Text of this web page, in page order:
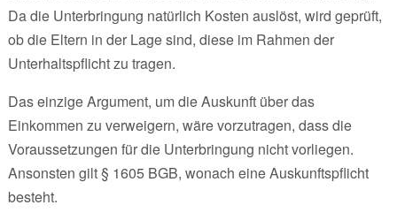
Da die Unterbringung natürlich Kosten auslöst, wird geprüft,
ob die Eltern in der Lage sind, diese im Rahmen der
Unterhaltspflicht zu tragen.
Das einzige Argument, um die Auskunft über das
Einkommen zu verweigern, wäre vorzutragen, dass die
Voraussetzungen für die Unterbringung nicht vorliegen.
Ansonsten gilt § 1605 BGB, wonach eine Auskunftspflicht
besteht.